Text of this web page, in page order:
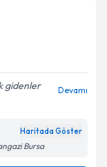
Aydınlatma
gidenler
Devamı
Haritada Göster
Bursa